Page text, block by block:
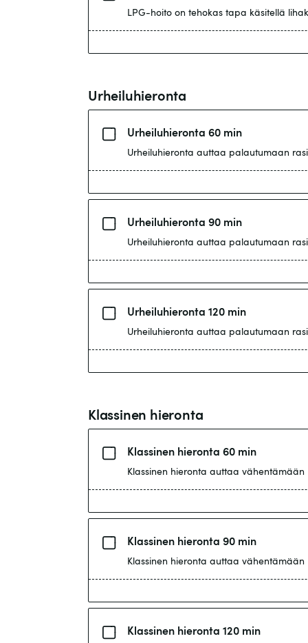
LPG-hoito on tehokas tapa käsitellä
Urheiluhieronta
Urheiluhieronta 60 min
Urheiluhieronta auttaa palautumaan
Urheiluhieronta 90 min
Urheiluhieronta auttaa palautumaan
Urheiluhieronta 120 min
Urheiluhieronta auttaa palautumaan
Klassinen hieronta
Klassinen hieronta 60 min
Klassinen hieronta auttaa
Klassinen hieronta 90 min
Klassinen hieronta auttaa
Klassinen hieronta 120 min